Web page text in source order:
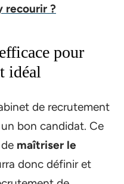
recourir ?
pour
idéal
de recrutement
bon candidat. Ce
maîtriser le
donc définir et